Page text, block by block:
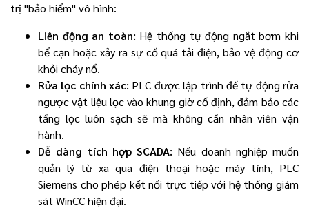
trị "bảo hiểm" vô hình:
Liên động an toàn: Hệ thống tự động ngắt bơm khi
bể cạn hoặc xảy ra sự cố quá tải điện, bảo vệ động cơ
khỏi cháy nổ.
Rửa lọc chính xác: PLC được lập trình để tự động rửa
ngược vật liệu lọc vào khung giờ cố định, đảm bảo các
tầng lọc luôn sạch sẽ mà không cần nhân viên vận
hành.
Dễ dàng tích hợp SCADA: Nếu doanh nghiệp muốn
quản lý từ xa qua điện thoại hoặc máy tính, PLC
Siemens cho phép kết nối trực tiếp với hệ thống giám
sát WinCC hiện đại.